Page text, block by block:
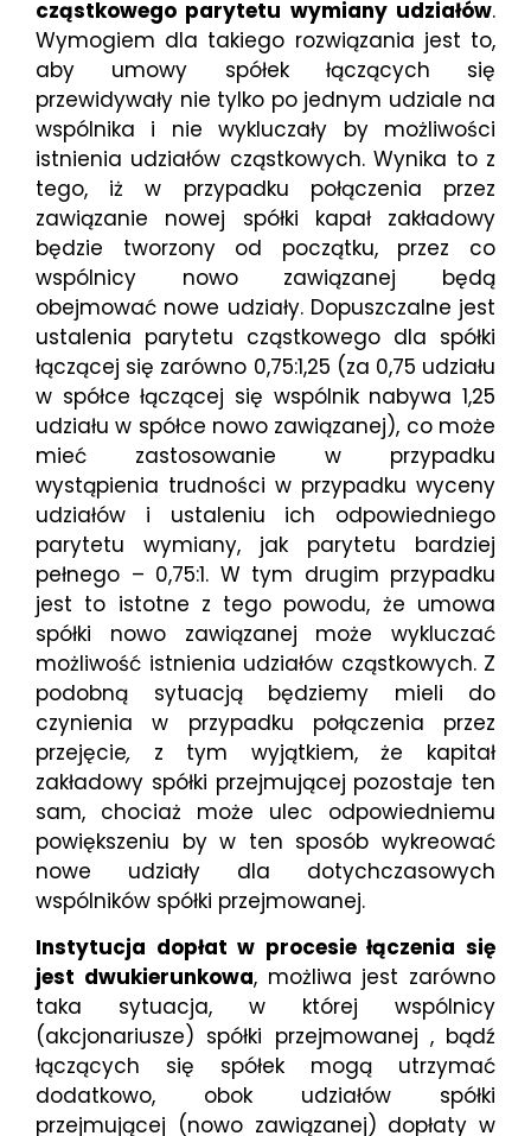
cząstkowego parytetu wymiany udziałów.
Wymogiem dla takiego rozwiązania jest to,
aby umowy spółek łączących się
przewidywały nie tylko po jednym udziale na
wspólnika i nie wykluczały by możliwości
istnienia udziałów cząstkowych. Wynika to z
tego, iż w przypadku połączenia przez
zawiązanie nowej spółki kapał zakładowy
będzie tworzony od początku, przez co
wspólnicy nowo zawiązanej będą
obejmować nowe udziały. Dopuszczalne jest
ustalenia parytetu cząstkowego dla spółki
łączącej się zarówno 0,75:1,25 (za 0,75 udziału
w spółce łączącej się wspólnik nabywa 1,25
udziału w spółce nowo zawiązanej), co może
mieć zastosowanie w przypadku
wystąpienia trudności w przypadku wyceny
udziałów i ustaleniu ich odpowiedniego
parytetu wymiany, jak parytetu bardziej
pełnego – 0,75:1. W tym drugim przypadku
jest to istotne z tego powodu, że umowa
spółki nowo zawiązanej może wykluczać
możliwość istnienia udziałów cząstkowych. Z
podobną sytuacją będziemy mieli do
czynienia w przypadku połączenia przez
przejęcie, z tym wyjątkiem, że kapitał
zakładowy spółki przejmującej pozostaje ten
sam, chociaż może ulec odpowiedniemu
powiększeniu by w ten sposób wykreować
nowe udziały dla dotychczasowych
wspólników spółki przejmowanej.
Instytucja dopłat w procesie łączenia się
jest dwukierunkowa, możliwa jest zarówno
taka sytuacja, w której wspólnicy
(akcjonariusze) spółki przejmowanej , bądź
łączących się spółek mogą utrzymać
dodatkowo, obok udziałów spółki
przejmującej (nowo zawiązanej) dopłaty w